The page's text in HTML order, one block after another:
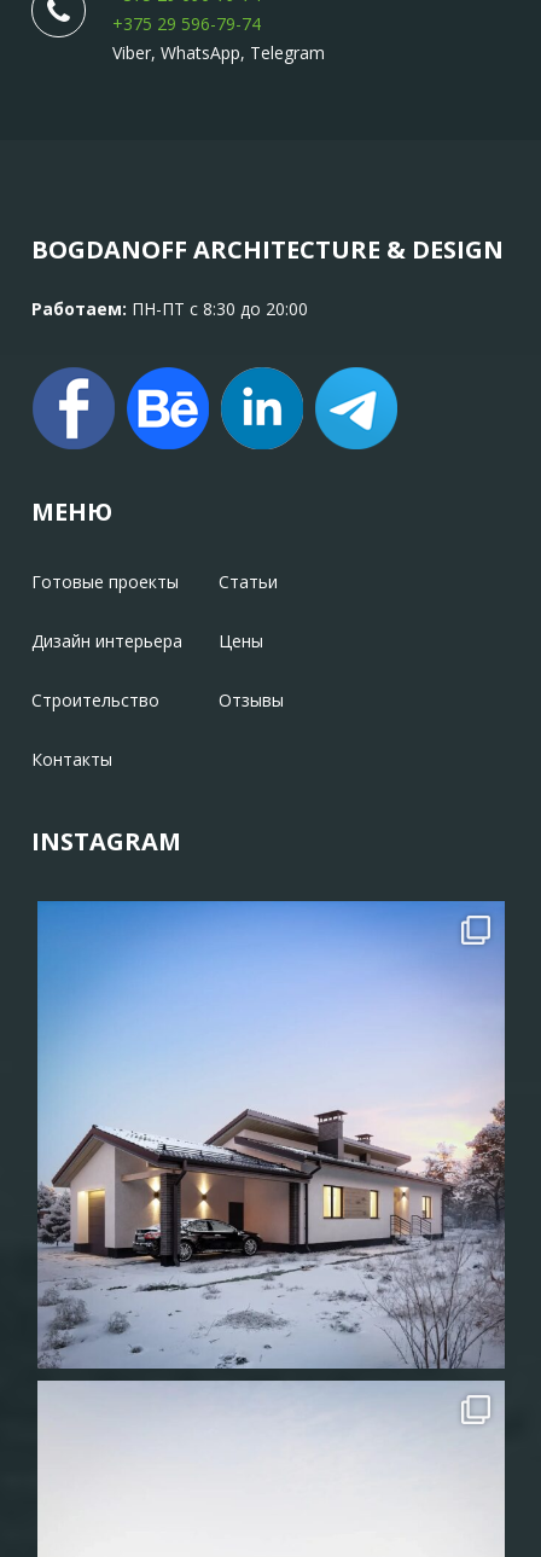
+375 29 596-79-74
Viber, WhatsApp, Telegram
BOGDANOFF ARCHITECTURE & DESIGN
Работаем: ПН-ПТ с 8:30 до 20:00
МЕНЮ
Готовые проекты
Дизайн интерьера
Строительство
Контакты
Статьи
Цены
Отзывы
INSTAGRAM